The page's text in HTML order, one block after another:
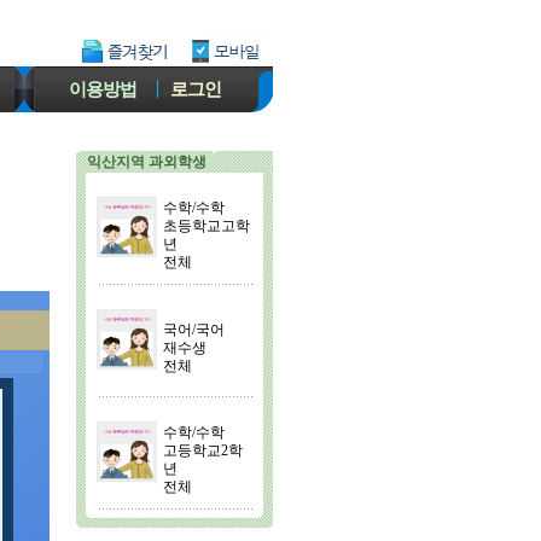
이용방법 로그인
익산지역 과외학생
수학/수학
초등학교고학
년
전체
국어/국어
재수생
전체
수학/수학
고등학교2학
년
전체